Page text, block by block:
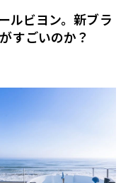
ルビヨン。新ブラ
すごいのか？